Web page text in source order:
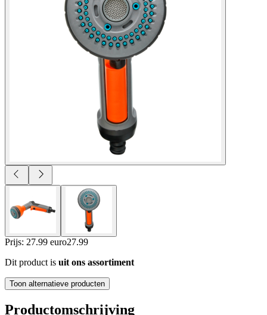
Prijs: 27.99 euro27.99
Dit product is uit ons assortiment
Toon alternatieve producten
Productomschrijving